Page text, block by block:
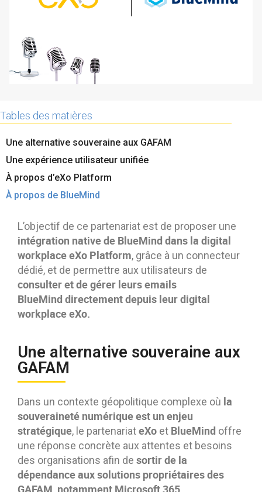
Open source
Offre Enterprise
A propos d’eXo
Tables des matières
Une alternative souveraine aux GAFAM
Une expérience utilisateur unifiée
À propos d’eXo Platform
À propos de BlueMind
L’objectif de ce partenariat est de proposer une
intégration native de BlueMind dans la digital
workplaceeXo Platform, grâce à un connecteur
dédié, et de permettre aux utilisateurs de
consulter et de gérer leursemails
BlueMind directementdepuis leur digital
workplaceeXo.
Une alternative souveraine aux
GAFAM
Dans un contexte géopolitique complexe où la
souveraineté numérique est un enjeu
stratégique, le partenariateXo et BlueMind offre
une réponse concrète aux attentes et besoins
des organisations afin de sortir de la
dépendance aux solutions propriétaires des